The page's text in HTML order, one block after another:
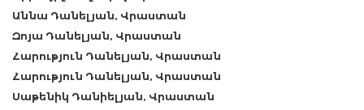
Աննա Դանելյան, Վրաստան
Զոյա Դանելյան, Վրաստան
Հարություն Դանելյան, Վրաստան
Հարություն Դանելյան, Վրաստան
Սաթենիկ Դանիելյան, Վրաստան